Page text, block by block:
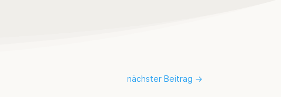
nächster Beitrag →